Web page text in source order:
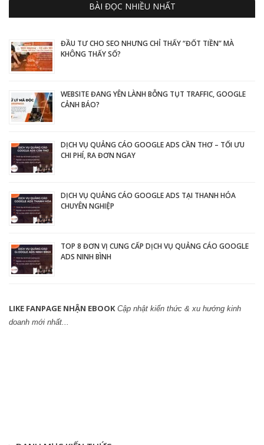
BÀI ĐỌC NHIỀU NHẤT
ĐẦU TƯ CHO SEO NHƯNG CHỈ THẤY “ĐỐT TIỀN” MÀ
KHÔNG THẤY SỐ?
WEBSITE ĐANG YÊN LÀNH BỖNG TỤT TRAFFIC, GOOGLE
CẢNH BÁO?
DỊCH VỤ QUẢNG CÁO GOOGLE ADS CẦN THƠ – TỐI ƯU
CHI PHÍ, RA ĐƠN NGAY
DỊCH VỤ QUẢNG CÁO GOOGLE ADS TẠI THANH HÓA
CHUYÊN NGHIỆP
TOP 8 ĐƠN VỊ CUNG CẤP DỊCH VỤ QUẢNG CÁO GOOGLE
ADS NINH BÌNH
LIKE FANPAGE NHẬN EBOOK Cập nhật kiến thức & xu hướng kinh
doanh mới nhất...